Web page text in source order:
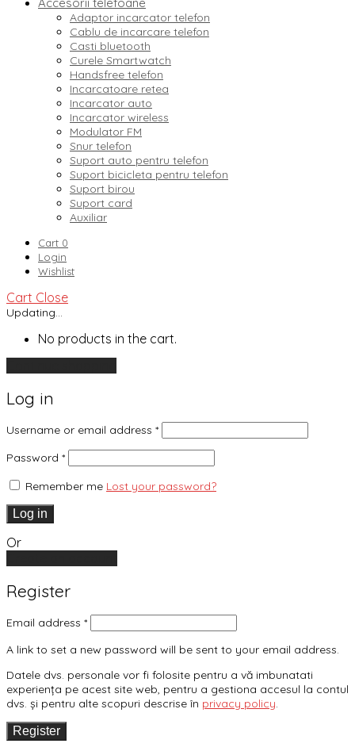
Accesorii telefoane
Adaptor incarcator telefon
Cablu de incarcare telefon
Casti bluetooth
Curele Smartwatch
Handsfree telefon
Incarcatoare retea
Incarcator auto
Incarcator wireless
Modulator FM
Snur telefon
Suport auto pentru telefon
Suport bicicleta pentru telefon
Suport birou
Suport card
Auxiliar
Cart 0
Login
Wishlist
Cart Close
Updating…
No products in the cart.
Log in
Username or email address *
Password *
Remember me Lost your password?
Log in
Or
Register
Email address *
A link to set a new password will be sent to your email address.
Datele dvs. personale vor fi folosite pentru a vă imbunatati
experiența pe acest site web, pentru a gestiona accesul la contul
dvs. și pentru alte scopuri descrise în privacy policy.
Register